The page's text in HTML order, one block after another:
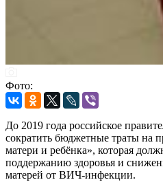
Фото:
До 2019 года российское
сократить бюджетные траты на
матери и ребёнка», которая
поддержанию здоровья и
матерей от ВИЧ-инфекции.